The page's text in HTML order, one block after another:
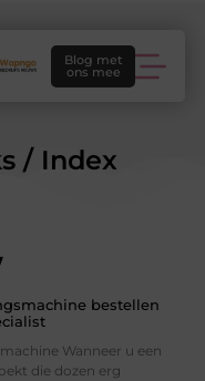
Blog met
ons mee
/ Index
bestellen
Wanneer u een
die dozen erg